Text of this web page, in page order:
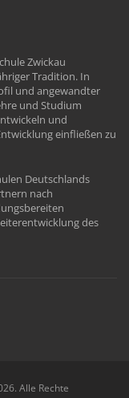
Zwickau
Tradition. In
und angewandter
und Studium
und
einfließen zu
Deutschlands
nach
des
Alle Rechte